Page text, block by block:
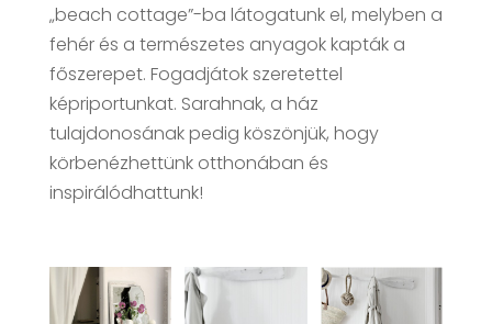
„beach cottage”-ba látogatunk el, melyben a
fehér és a természetes anyagok kapták a
főszerepet. Fogadjátok szeretettel
képriportunkat. Sarahnak, a ház
tulajdonosának pedig köszönjük, hogy
körbenézhettünk otthonában és
inspirálódhattunk!